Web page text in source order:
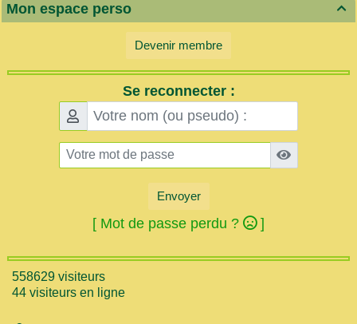

Mon espace perso
Devenir membre
Se reconnecter :
Envoyer
[ Mot de passe perdu ? ]
558629 visiteurs
44 visiteurs en ligne